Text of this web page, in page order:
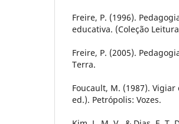
Freire, P. (1996).
educativa. (Coleção
Freire, P. (2005).
Terra.
Foucault, M. (1987).
ed.). Petrópolis: Vozes.